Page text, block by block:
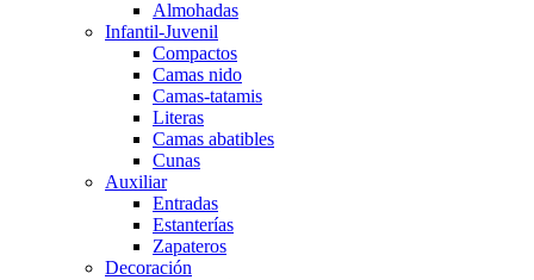
Almohadas
Infantil-Juvenil
Compactos
Camas nido
Camas-tatamis
Literas
Camas abatibles
Cunas
Auxiliar
Entradas
Estanterías
Zapateros
Decoración